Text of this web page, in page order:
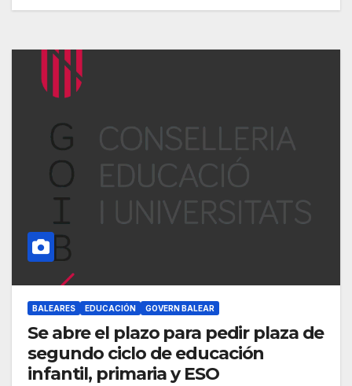
BALEARES EDUCACIÓN GOVERN BALEAR
Se abre el plazo para pedir plaza de
segundo ciclo de educación
infantil, primaria y ESO